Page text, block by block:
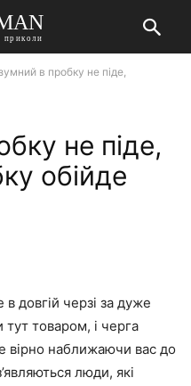
приколи
в пробку не піде,
не піде,
обійде
в довгій черзі за дуже
тут товаром, і черга
вірно наближаючи вас до
люди, які